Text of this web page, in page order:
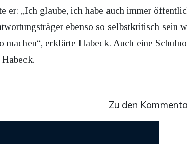
er: „Ich glaube, ich habe auch immer
ebenso so selbstkritisch sein
erklärte Habeck. Auch eine
Zu den